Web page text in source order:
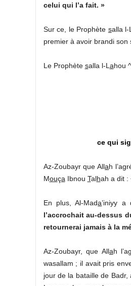
celui qui l’a fait. »
Sur ce, le Prophète salla l-
premier à avoir brandi son
Le Prophète salla l-L ahou
Az-Zoubayr que Allah
Mouça Ibnou Talhah a dit :
En plus, Al-Mada’iniyy a
l’accrochait au-dessus
retournerai jamais à la
Az-Zoubayr, que Allah
wasallam ; il avait pris
jour de la bataille de Badr,